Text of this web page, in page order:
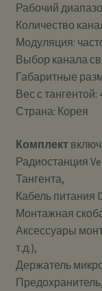
Рабочий
Количество
Модуляция:
Выбор канала
Габаритные
Вес с тангентой:
Страна: Корея
Комплект
Радиостанция
Тангента,
Кабель питания
Монтажная
Аксессуары
т.д.),
Держатель
Предохранитель,